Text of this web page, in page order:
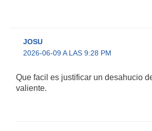
JOSU
2026-06-09 A LAS 9:28 PM
Que facil es justificar un desahucio
valiente.